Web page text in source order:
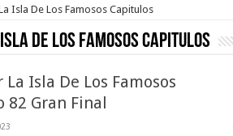
Isla De Los Famosos Capitulos
De Los Famosos Capitulos
Isla De Los Famosos
82 Gran Final